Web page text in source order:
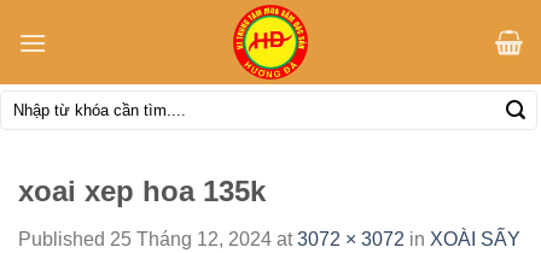
Tìm
kiếm:
xoai xep hoa 135k
Published 25 Tháng 12, 2024 at3072 × 3072 in XOÀI SẤY